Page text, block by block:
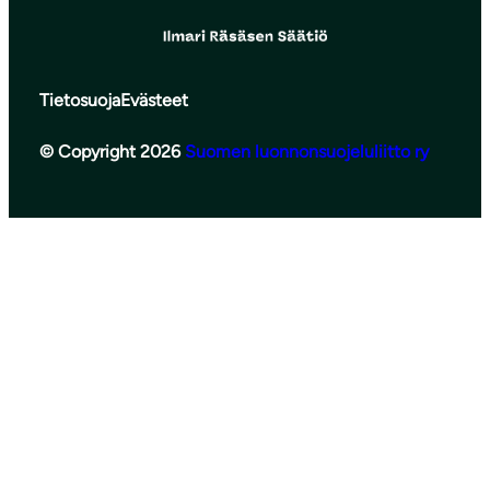
TietosuojaEvästeet
© Copyright 2026 Suomen luonnonsuojeluliitto ry